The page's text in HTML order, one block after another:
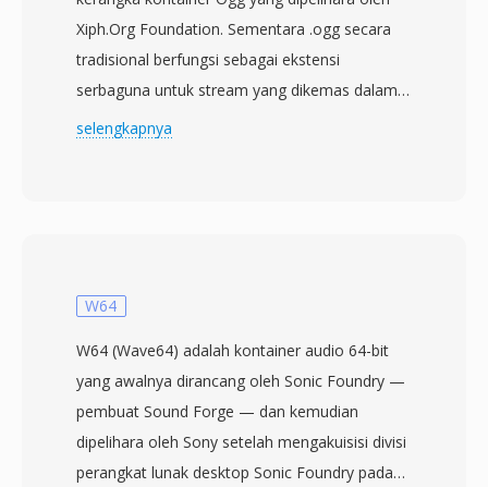
Xiph.Org Foundation. Sementara .ogg secara
tradisional berfungsi sebagai ekstensi
serbaguna untuk stream yang dikemas dalam
Ogg, pengenalan .oga pada tahun 2007
terhadap codec, berfungsi sebagai wrapper
logis berantai dan pencarian berbasis granule.
Salah satu keunggulan OGA adalah
interoperabilitas: aplikasi yang menemukan
ekstensi .oga dapat mengoptimalkan untuk
selengkapnya
W64
W64 (Wave64) adalah kontainer audio 64-bit
yang awalnya dirancang oleh Sonic Foundry —
pembuat Sound Forge — dan kemudian
dipelihara oleh Sony setelah mengakuisisi divisi
perangkat lunak desktop Sonic Foundry pada